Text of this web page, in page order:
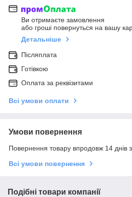
Ви отримаєте замовлення
або гроші повернуться на вашу
Детальніше
Післяплата
Готівкою
Оплата за реквізитами
Всі умови оплати
Умови повернення
Повернення товару впродовж 14 днів
Всі умови повернення
Подібні товари компанії